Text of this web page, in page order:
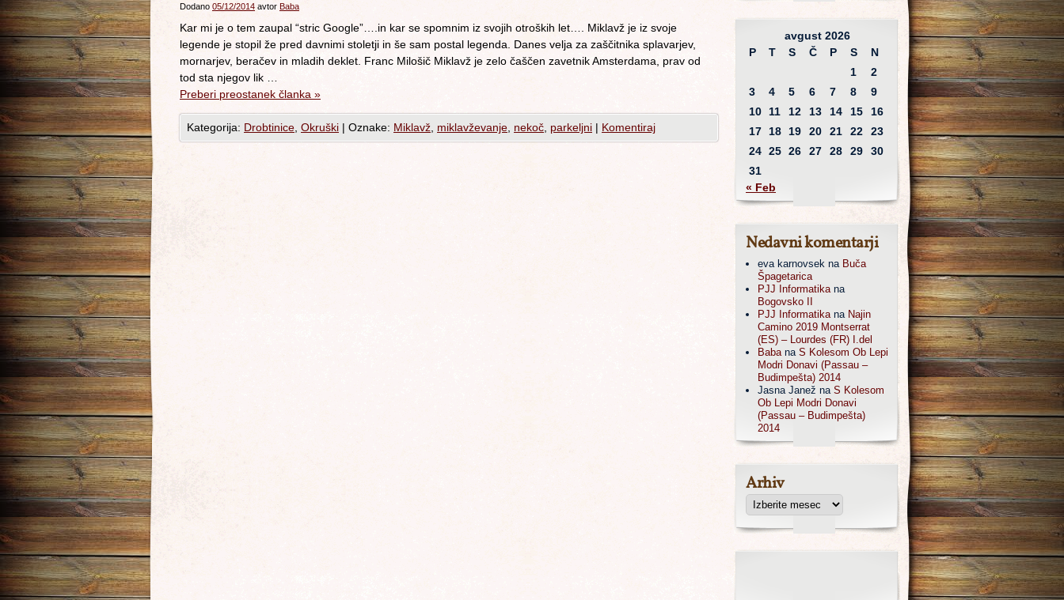
Dodano 05/12/2014 avtor Baba
Kar mi je o tem zaupal “stric Google”….in kar se spomnim iz svojih otroških let…. Miklavž je iz svoje
legende je stopil že pred davnimi stoletji in še sam postal legenda. Danes velja za zaščitnika splavarjev,
mornarjev, beračev in mladih deklet. Franc Milošič Miklavž je zelo čaščen zavetnik Amsterdama, prav od
tod sta njegov lik …
Preberi preostanek članka »
Kategorija: Drobtinice Okruški | Oznake: Miklavž miklavževanje nekoč parkeljni | Komentiraj
avgust 2026
P
T S Č P S
N
1
2
3
4 5 6 7 8
9
10
11 12 13 14 15
16
17
18 19 20 21 22
23
24 25 26 27 28 29
30
31
« Feb
Nedavni komentarji
eva karnovsek na Buča
Špagetarica
PJJ Informatikana
Bogovsko II
PJJ Informatikana Najin
Camino 2019 Montserrat
(ES) – Lourdes (FR) I.del
Babana S Kolesom Ob Lepi
Modri Donavi (Passau –
Budimpešta) 2014
Jasna Janež na S Kolesom
Ob Lepi Modri Donavi
(Passau – Budimpešta)
2014
Arhiv